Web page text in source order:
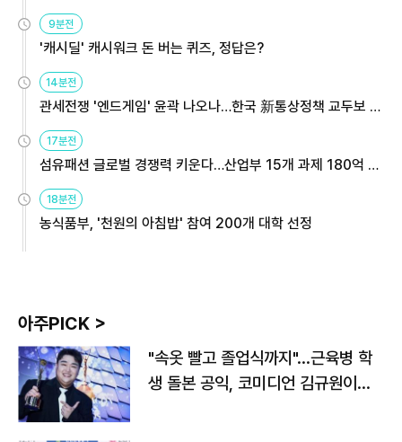
9분전
'캐시딜' 캐시워크 돈 버는 퀴즈, 정답은?
14분전
관세전쟁 '엔드게임' 윤곽 나오나…한국 新통상정책 교두보 활
용해야
17분전
섬유패션 글로벌 경쟁력 키운다…산업부 15개 과제 180억 지
원
18분전
농식품부, '천원의 아침밥' 참여 200개 대학 선정
아주PICK >
"속옷 빨고 졸업식까지"…근육병 학
생 돌본 공익, 코미디언 김규원이었